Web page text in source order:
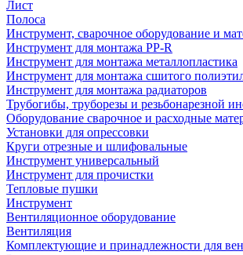
Лист
Полоса
Инструмент, сварочное оборудование и
Инструмент для монтажа PP-R
Инструмент для монтажа металлопластика
Инструмент для монтажа сшитого
Инструмент для монтажа радиаторов
Трубогибы, труборезы и резьбонарезной
Оборудование сварочное и расходные
Установки для опрессовки
Круги отрезные и шлифовальные
Инструмент универсальный
Инструмент для прочистки
Тепловые пушки
Инструмент
Вентиляционное оборудование
Вентиляция
Комплектующие и принадлежности для